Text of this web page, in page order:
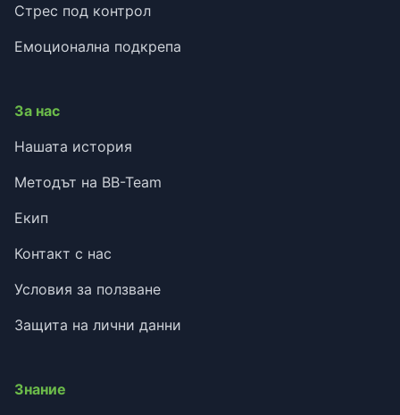
Стрес под контрол
Емоционална подкрепа
За нас
Нашата история
Методът на BB-Team
Екип
Контакт с нас
Условия за ползване
Защита на лични данни
Знание